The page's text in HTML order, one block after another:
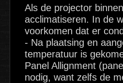
Als de projector
acclimatiseren. In de
voorkomen dat er
- Na plaatsing en
temperatuur is
Panel Allignment
nodig, want zelfs de